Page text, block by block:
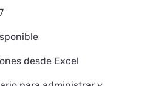
desde Excel